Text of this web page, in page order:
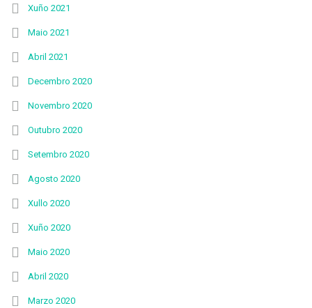
Xuño 2021
Maio 2021
Abril 2021
Decembro 2020
Novembro 2020
Outubro 2020
Setembro 2020
Agosto 2020
Xullo 2020
Xuño 2020
Maio 2020
Abril 2020
Marzo 2020